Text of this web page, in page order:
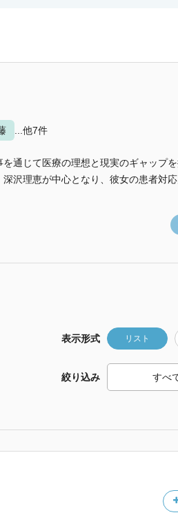
...他7件
通じて医療の理想と現実のギャップ
沢理恵が中心となり、彼女の患者対
表示形式 リスト
絞り込み